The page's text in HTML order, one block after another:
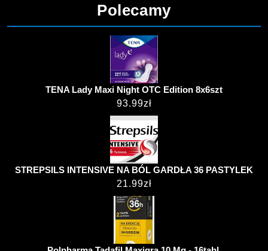
Polecamy
TENA Lady Maxi Night OTC Edition 8x6szt
93.99zł
STREPSILS INTENSIVE NA BÓL GARDŁA 36 PASTYLEK
21.99zł